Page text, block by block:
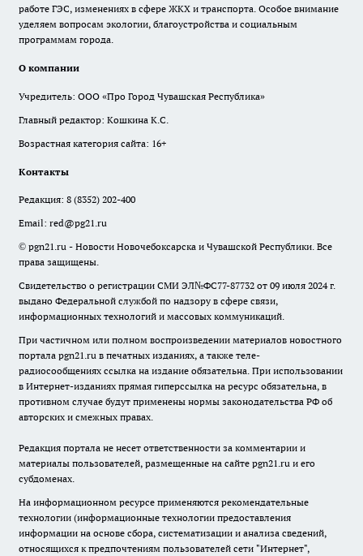
работе ГЭС, изменениях в сфере ЖКХ и транспорта. Особое внимание
уделяем вопросам экологии, благоустройства и социальным
программам города.
О компании
Учредитель: ООО «Про Город Чувашская Республика»
Главный редактор: Кошкина К.С.
Возрастная категория сайта: 16+
Контакты
Редакция: 8 (8352) 202-400
Email: red@pg21.ru
© pgn21.ru - Новости Новочебоксарска и Чувашской Республики. Все
права защищены.
Свидетельство о регистрации СМИ ЭЛ№ФС77-87732 от 09 июля 2024 г.
выдано Федеральной службой по надзору в сфере связи,
информационных технологий и массовых коммуникаций.
При частичном или полном воспроизведении материалов новостного
портала pgn21.ru в печатных изданиях, а также теле-
радиосообщениях ссылка на издание обязательна. При использовании
в Интернет-изданиях прямая гиперссылка на ресурс обязательна, в
противном случае будут применены нормы законодательства РФ об
авторских и смежных правах.
Редакция портала не несет ответственности за комментарии и
материалы пользователей, размещенные на сайте pgn21.ru и его
субдоменах.
На информационном ресурсе применяются рекомендательные
технологии (информационные технологии предоставления
информации на основе сбора, систематизации и анализа сведений,
относящихся к предпочтениям пользователей сети "Интернет",